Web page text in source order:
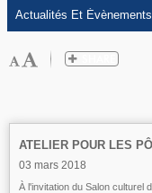
ATELIER POUR LES
03 mars 2018
À l'invitation du Salon culturel